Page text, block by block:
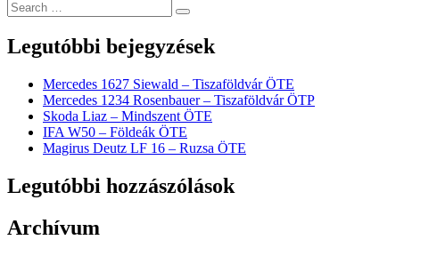
Legutóbbi bejegyzések
Mercedes 1627 Siewald – Tiszaföldvár ÖTE
Mercedes 1234 Rosenbauer – Tiszaföldvár ÖTP
Skoda Liaz – Mindszent ÖTE
IFA W50 – Földeák ÖTE
Magirus Deutz LF 16 – Ruzsa ÖTE
Legutóbbi hozzászólások
Archívum